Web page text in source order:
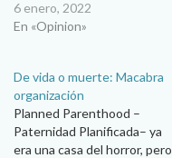
6 enero, 2022
En «Opinion»
De vida o muerte: Macabra
organización
Planned Parenthood –
Paternidad Planificada– ya
era una casa del horror, pero